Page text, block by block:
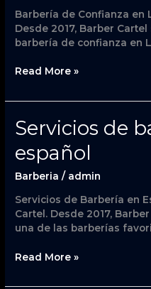
Barbería de Confianza en
Desde 2017, Barber
barbería de confianza en
Vegas
Read More »
Servicios de
español
Barberia / admin
Servicios de Barbería en
Cartel. Desde 2017,
una de las barberías
Servicios
de
barbería
español
Read More »